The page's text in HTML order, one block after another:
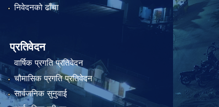
निवेदनको ढाँचा
प्रतिवेदन
वार्षिक प्रगति प्रतिवेदन
चौमासिक प्रगति प्रतिवेदन
सार्वजनिक सुनुवाई